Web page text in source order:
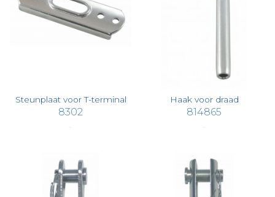
Steunplaat voor T-terminal
8302
Haak voor draad
814865